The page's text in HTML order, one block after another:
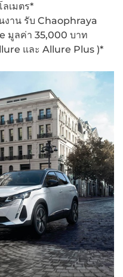
เมตร*
งาน รับ Chaophraya
มูลค่า 35,000 บาท
และ Allure Plus )*